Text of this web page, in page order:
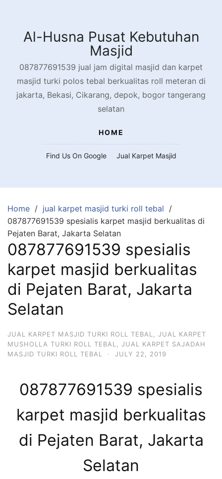
contentAl-Husna Pusat Kebutuhan
Masjid
087877691539 jual jam digital masjid dan karpet
masjid turki polos tebal berkualitas roll meteran di
jakarta, Bekasi, Cikarang, depok, bogor tangerang
selatan
HOME
Find Us On Google Jual Karpet Masjid
Home
jual karpet masjid turki roll tebal
087877691539 spesialis karpet masjid berkualitas di
Pejaten Barat, Jakarta Selatan
087877691539 spesialis
karpet masjid berkualitas
di Pejaten Barat, Jakarta
Selatan
JUAL KARPET MASJID TURKI ROLL TEBAL
JUAL KARPET
MUSHOLLA TURKI ROLL TEBAL
JUAL KARPET SAJADAH
MASJID TURKI ROLL TEBAL
· JULY 22, 2019
087877691539 spesialis
karpet masjid berkualitas
di Pejaten Barat, Jakarta
Selatan